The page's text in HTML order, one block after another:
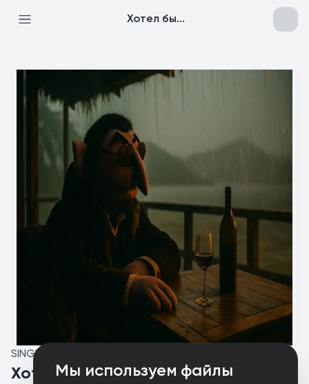
Мы используем файлы
Хотел бы...
SINGLE
Хотел бы...